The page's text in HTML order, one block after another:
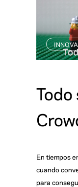
En tiempos
cuando
para